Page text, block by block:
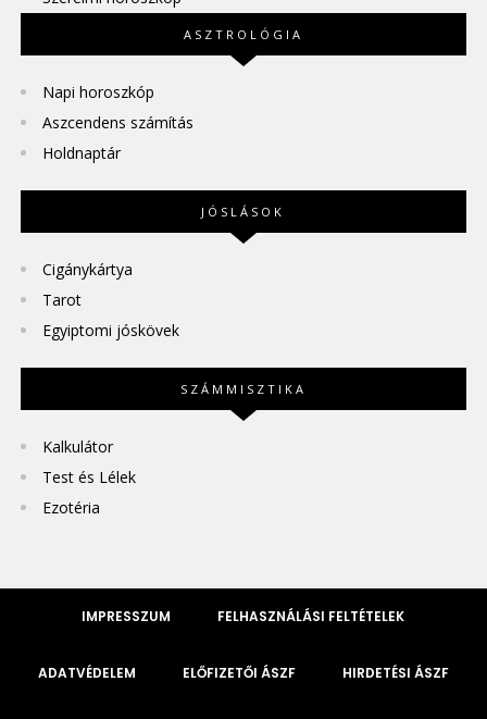
ASZTROLÓGIA
Napi horoszkóp
Aszcendens számítás
Holdnaptár
JÓSLÁSOK
Cigánykártya
Tarot
Egyiptomi jóskövek
SZÁMMISZTIKA
Kalkulátor
Test és Lélek
Ezotéria
IMPRESSZUM FELHASZNÁLÁSI FELTÉTELEK
ADATVÉDELEM ELŐFIZETŐI ÁSZF HIRDETÉSI ÁSZF